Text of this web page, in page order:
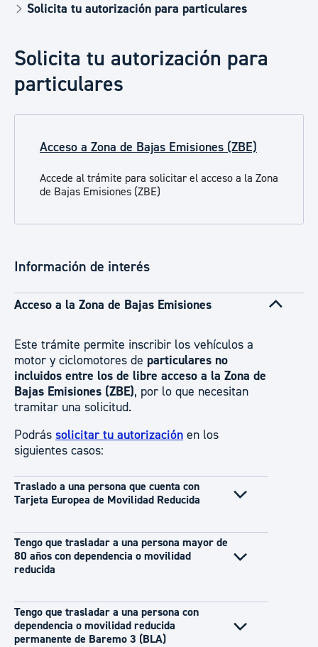
Solicita tu autorización para particulares
Solicita tu autorización para
particulares
Acceso a Zona de Bajas Emisiones (ZBE)
Accede al trámite para solicitar el acceso a la Zona
de Bajas Emisiones (ZBE)
Información de interés
Acceso a la Zona de Bajas Emisiones
Este trámite permite inscribir los vehículos a
motor y ciclomotores de particulares no
incluidos entre los de libre acceso a la Zona de
Bajas Emisiones (ZBE), por lo que necesitan
tramitar una solicitud.
Podrás solicitar tu autorización en los
siguientes casos:
Traslado a una persona que cuenta con
Tarjeta Europea de Movilidad Reducida
Tengo que trasladar a una persona mayor de
80 años con dependencia o movilidad
reducida
Tengo que trasladar a una persona con
dependencia o movilidad reducida
permanente de Baremo 3 (BLA)